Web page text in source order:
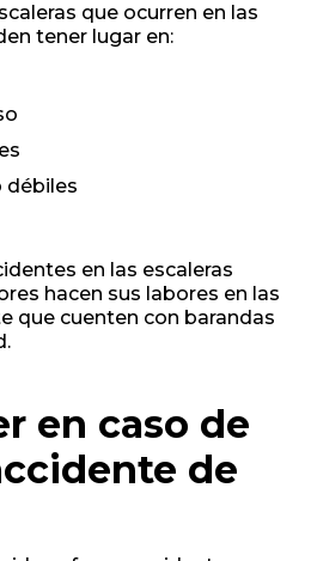
que ocurren en las
tener lugar en:
débiles
en las escaleras
hacen sus labores en las
que cuenten con barandas
en caso de
de